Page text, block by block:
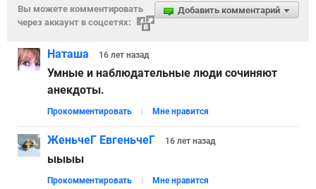
Добавить комментарий
Вы можете комментировать
через аккаунт в соцсетях:
Наташа 16 лет назад
Умные и наблюдательные люди сочиняют
анекдоты.
Прокомментировать Мне нравится
ЖеньчеГ ЕвгеньчеГ 16 лет назад
ыыыы
Прокомментировать Мне нравится